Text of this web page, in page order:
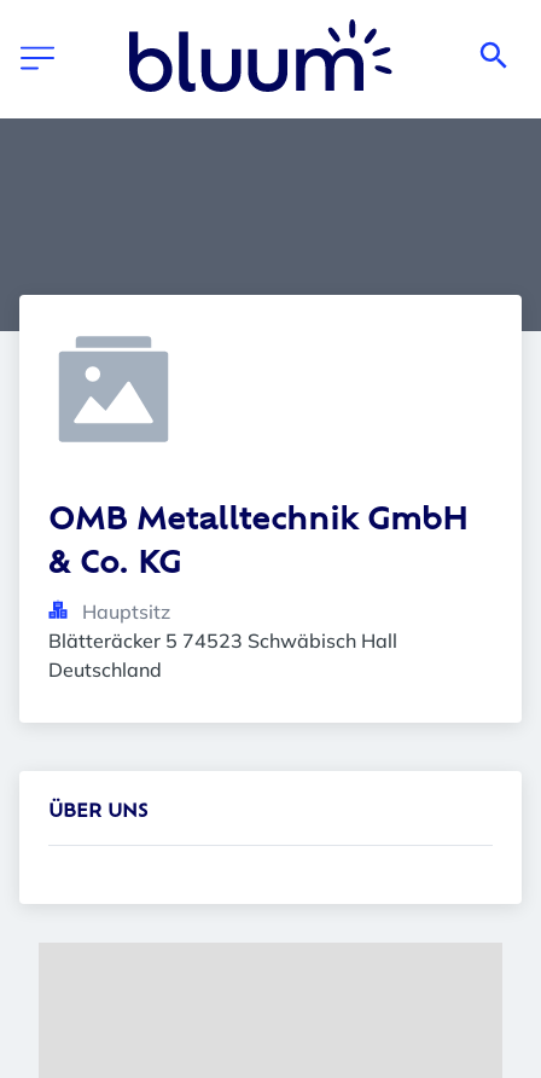
OMB Metalltechnik GmbH
& Co. KG
Hauptsitz
Blätteräcker 5 74523 Schwäbisch Hall
Deutschland
ÜBER UNS